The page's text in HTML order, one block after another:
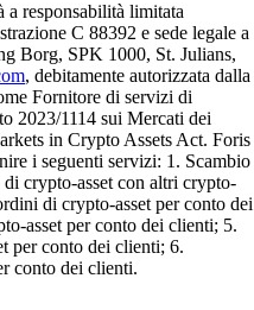
responsabilità limitata
C 88392 e sede legale a
Borg, SPK 1000, St. Julians,
, debitamente autorizzata dalla
Fornitore di servizi di
2023/1114 sui Mercati dei
in Crypto Assets Act. Foris
i seguenti servizi: 1. Scambio
crypto-asset con altri crypto-
di crypto-asset per conto dei
asset per conto dei clienti; 5.
per conto dei clienti; 6.
conto dei clienti.